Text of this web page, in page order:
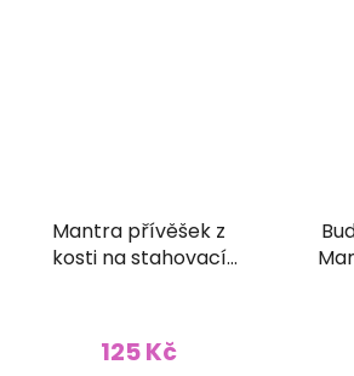
Mantra přívěšek z
kosti na stahovací
125 Kč